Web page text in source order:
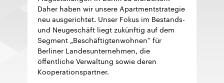
Daher haben wir unsere Apartmentstrategie
neu ausgerichtet. Unser Fokus im Bestands-
und Neugeschäft liegt zukünftig auf dem
Segment „Beschäftigtenwohnen“ für
Berliner Landesunternehmen, die
öffentliche Verwaltung sowie deren
Kooperationspartner.